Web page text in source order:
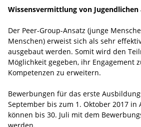
Wissensvermittlung von Jugendlichen
Der Peer-Group-Ansatz (junge
Menschen) erweist sich als sehr
ausgebaut werden. Somit wird den
Möglichkeit gegeben, ihr Engagement
Kompetenzen zu erweitern.
Bewerbungen für das erste
September bis zum 1. Oktober 2017 in
können bis 30. Juli mit dem